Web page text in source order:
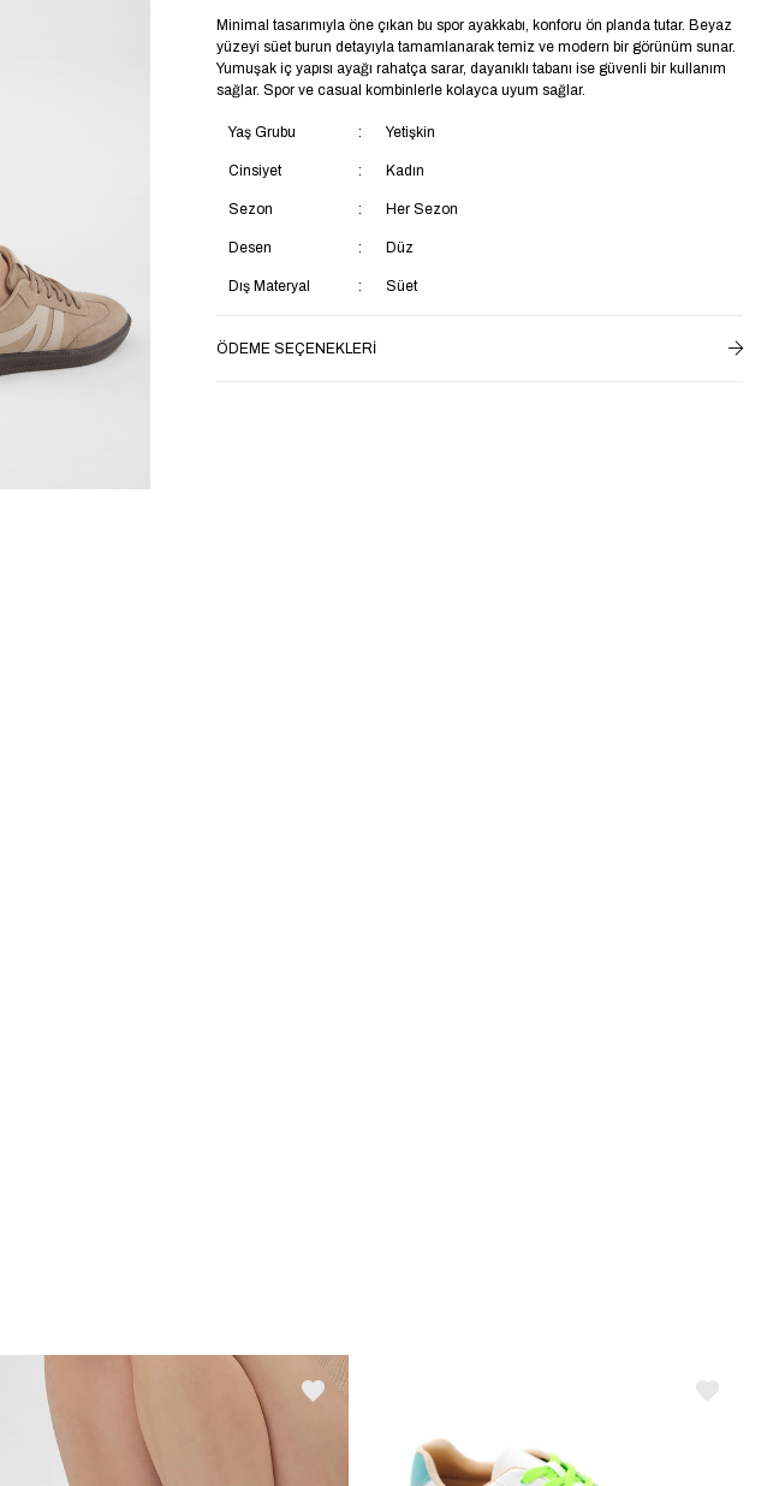
Minimal tasarımıyla öne çıkan bu spor ayakkabı, konforu ön planda tutar. Beyaz
yüzeyi süet burun detayıyla tamamlanarak temiz ve modern bir görünüm sunar.
Yumuşak iç yapısı ayağı rahatça sarar, dayanıklı tabanı ise güvenli bir kullanım
sağlar. Spor ve casual kombinlerle kolayca uyum sağlar.
Yaş Grubu Yetişkin
Cinsiyet Kadın
Sezon Her Sezon
Desen Düz
Dış Materyal Süet
ÖDEME SEÇENEKLERI